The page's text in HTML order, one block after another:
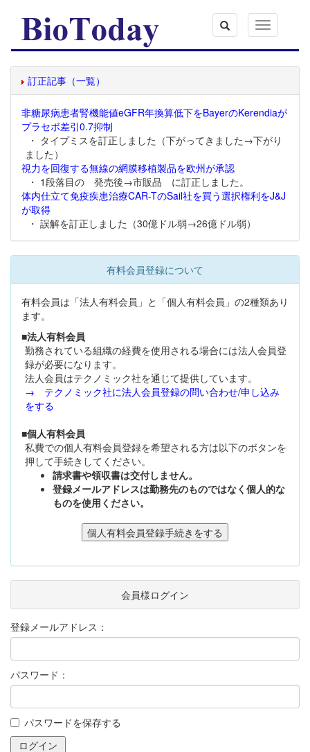
Toggle
navigation
訂正記事（一覧）
非糖尿病患者腎機能値eGFR年換算低下をBayerのKerendiaが
プラセボ差引0.7抑制
・ タイプミスを訂正しました（下がってきました→下がり
ました）
視力を回復する無線の網膜移植製品を欧州が承認
・ 1段落目の 発売後→市販品 に訂正しました。
体内仕立て免疫疾患治療CAR-TのSail社を買う選択権利をJ&J
が取得
・ 誤解を訂正しました（30億ドル弱→26億ドル弱）
有料会員登録について
有料会員は「法人有料会員」と「個人有料会員」の2種類あり
ます。
■法人有料会員
勤務されている組織の経費を使用される場合には法人会員登
録が必要になります。
法人会員はテクノミック社を通じて提供しています。
→ テクノミック社に法人会員登録の問い合わせ/申し込み
をする
■個人有料会員
私費での個人有料会員登録を希望される方は以下のボタンを
押して手続きしてください。
請求書や領収書は交付しません。
登録メールアドレスは勤務先のものではなく個人的な
ものを使用ください。
会員様ログイン
登録メールアドレス：
パスワード：
パスワードを保存する